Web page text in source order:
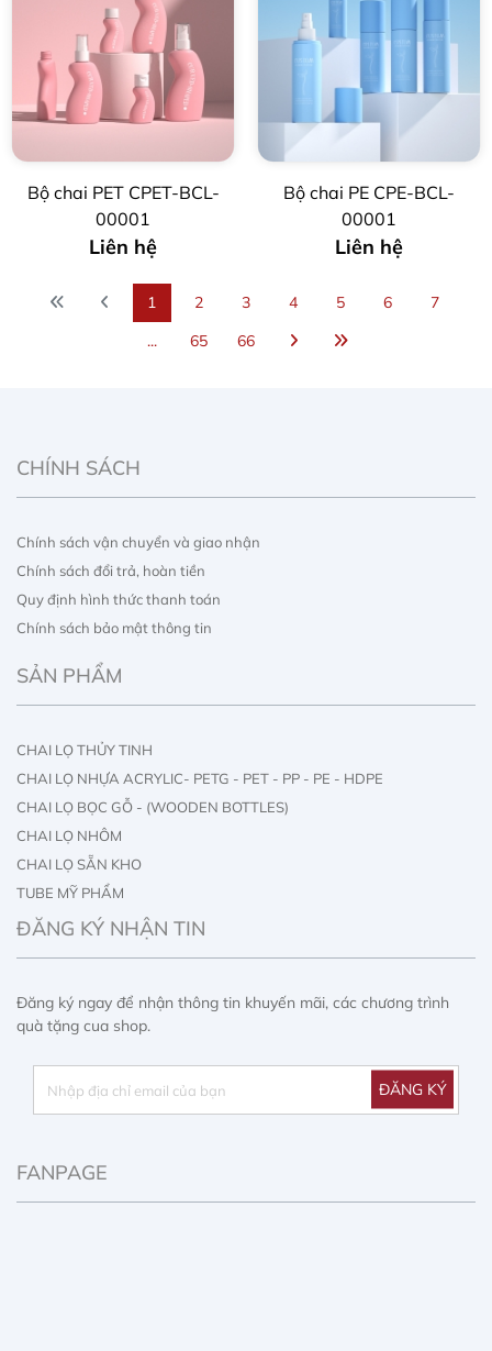
Bộ chai PET CPET-BCL-
00001
Liên hệ
Bộ chai PE CPE-BCL-
00001
Liên hệ
1 2 3 4 5 6
7
...
65 66
CHÍNH SÁCH
Chính sách vận chuyển và giao nhận
Chính sách đổi trả, hoàn tiền
Quy định hình thức thanh toán
Chính sách bảo mật thông tin
SẢN PHẨM
CHAI LỌ THỦY TINH
CHAI LỌ NHỰA ACRYLIC- PETG - PET - PP - PE - HDPE
CHAI LỌ BỌC GỖ - (WOODEN BOTTLES)
CHAI LỌ NHÔM
CHAI LỌ SẴN KHO
TUBE MỸ PHẨM
IN ẤN CHAI LỌ
ĐĂNG KÝ NHẬN TIN
Đăng ký ngay để nhận thông tin khuyến mãi, các chương trình
quà tặng cua shop.
FANPAGE